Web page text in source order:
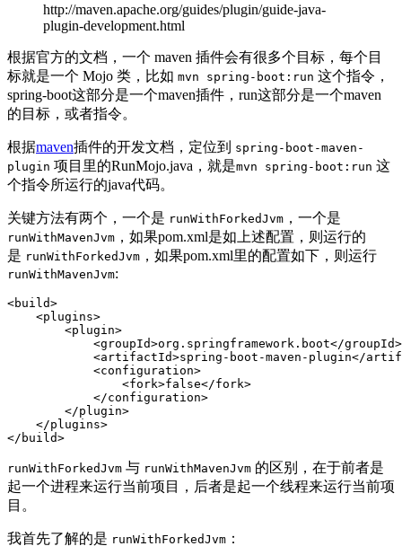
http://maven.apache.org/guides/plugin/guide-java-
plugin-development.html
根据官方的文档，一个 maven 插件会有很多个目标，每个目
标就是一个 Mojo 类，比如 mvn spring-boot:run 这个指令，
spring-boot这部分是一个maven插件，run这部分是一个maven
的目标，或者指令。
根据maven插件的开发文档，定位到 spring-boot-maven-
plugin 项目里的RunMojo.java，就是mvn spring-boot:run 这
个指令所运行的java代码。
关键方法有两个，一个是 runWithForkedJvm ，一个是
runWithMavenJvm ，如果pom.xml是如上述配置，则运行的
是 runWithForkedJvm ，如果pom.xml里的配置如下，则运行
runWithMavenJvm:
<build>
<plugins>
<plugin>
<groupId>org.springframework.boot</groupId>
<artifactId>spring-boot-maven-plugin</
<configuration>
<fork>false</fork>
</configuration>
</plugin>
</plugins>
</build>
runWithForkedJvm 与 runWithMavenJvm 的区别，在于前者是
起一个进程来运行当前项目，后者是起一个线程来运行当前项
目。
我首先了解的是 runWithForkedJvm ：